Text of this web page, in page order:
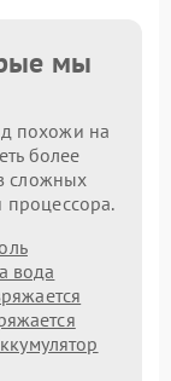
мы
похожи на
более
сложных
процессора.
вода